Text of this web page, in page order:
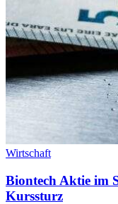
Wirtschaft
Biontech Aktie im
Kurssturz